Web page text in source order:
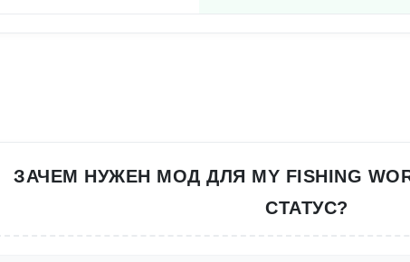
ЗАЧЕМ НУЖЕН МОД ДЛЯ MY FISHING
СТАТУС?